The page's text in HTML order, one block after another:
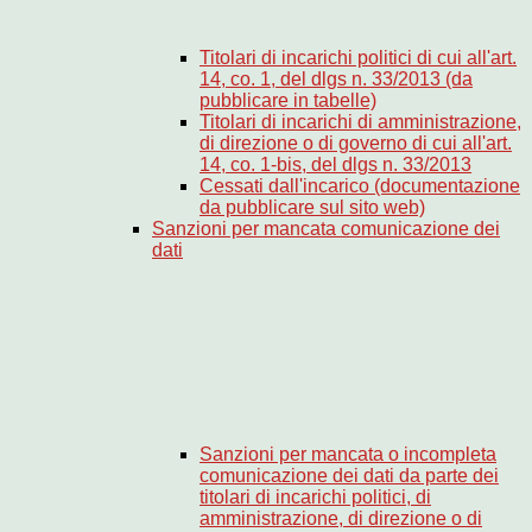
Titolari di incarichi politici di cui all'art.
14, co. 1, del dlgs n. 33/2013 (da
pubblicare in tabelle)
Titolari di incarichi di amministrazione,
di direzione o di governo di cui all'art.
14, co. 1-bis, del dlgs n. 33/2013
Cessati dall'incarico (documentazione
da pubblicare sul sito web)
Sanzioni per mancata comunicazione dei
dati
Sanzioni per mancata o incompleta
comunicazione dei dati da parte dei
titolari di incarichi politici, di
amministrazione, di direzione o di